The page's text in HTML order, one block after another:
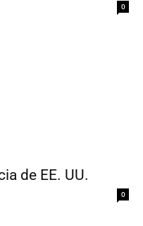
0
de EE. UU.
0